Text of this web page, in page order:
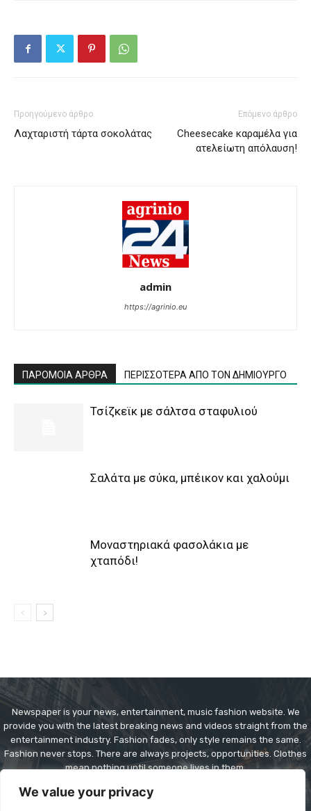
We value your privacy
Προηγούμενο άρθρο
Λαχταριστή τάρτα σοκολάτας
Επόμενο άρθρο
Cheesecake καραμέλα για
ατελείωτη απόλαυση!
admin
https://agrinio.eu
ΠΑΡΟΜΟΙΑ ΑΡΘΡΑ ΠΕΡΙΣΣΟΤΕΡΑ ΑΠΟ ΤΟΝ ΔΗΜΙΟΥΡΓΟ
Τσίζκεϊκ με σάλτσα σταφυλιού
Σαλάτα με σύκα, μπέικον και χαλούμι
Μοναστηριακά φασολάκια με
χταπόδι!
Newspaper is your news, entertainment, music fashion website. We
provide you with the latest breaking news and videos straight from the
entertainment industry. Fashion fades, only style remains the same.
Fashion never stops. There are always projects, opportunities. Clothes
mean nothing until someone lives in them.
Contact us:contact@yoursite.com